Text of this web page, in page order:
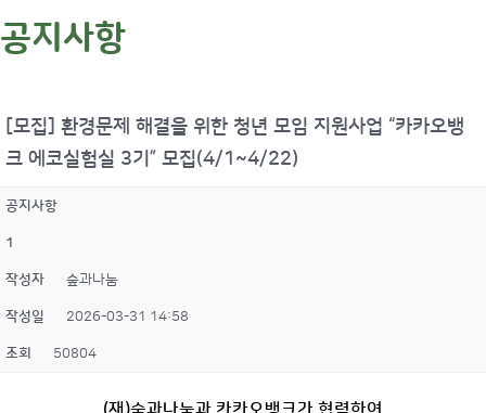
공지사항
[모집] 환경문제 해결을 위한 청년 모임 지원사업 “카카오뱅
크 에코실험실 3기” 모집(4/1~4/22)
공지사항
1
작성자 숲과나눔
작성일 2026-03-31 14:58
조회 50804